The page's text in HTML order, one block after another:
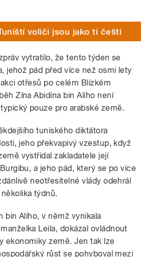
voliči jsou jako ti čeští
vytratilo, že tento týden se
jehož pád před více než osmi lety
otřesů po celém Blízkém
Zína Abidína bin Alího není
pouze pro arabské země.
tuniského diktátora
jeho překvapivý vzestup, když
vystřídal zakladatele její
a jeho pád, který se po více
neotřesitelné vlády odehrál
týdnů.
bin Alího, v němž vynikala
Leila, dokázal ovládnout
ekonomiky země. Jen tak lze
růst se pohyboval mezi